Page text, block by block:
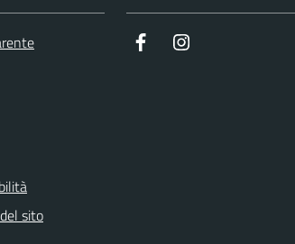
sito
Facebook